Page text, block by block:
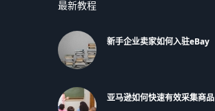
最新教程
新手企业卖家如何入驻eBay
亚马逊如何快速有效采集商品